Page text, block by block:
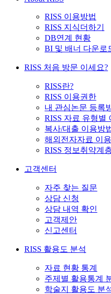
RISS 이용방법
RISS 지식더하기
DB연계 현황
BI 및 배너 다운로
RISS 처음 방문 이세요?
RISS란?
RISS 이용권한
내 관심논문 등록
RISS 자료 유형별
복사/대출 이용방
해외전자자료 이
RISS 정보취약계
고객센터
자주 찾는 질문
상담 신청
상담 내역 확인
고객제안
신고센터
RISS 활용도 분석
자료 현황 통계
주제별 활용통계
학술지 활용도 분